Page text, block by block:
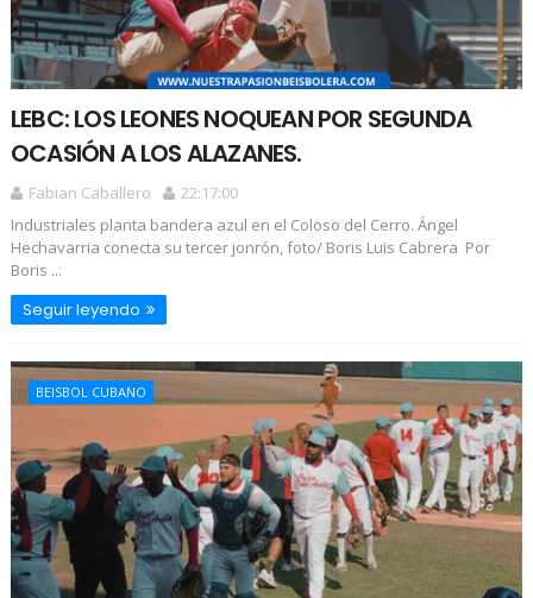
LEBC: LOS LEONES NOQUEAN POR SEGUNDA
OCASIÓN A LOS ALAZANES.
Fabian Caballero
22:17:00
Industriales planta bandera azul en el Coloso del Cerro. Ángel
Hechavarria conecta su tercer jonrón, foto/ Boris Luis Cabrera Por
Boris ...
Seguir leyendo
BEISBOL CUBANO